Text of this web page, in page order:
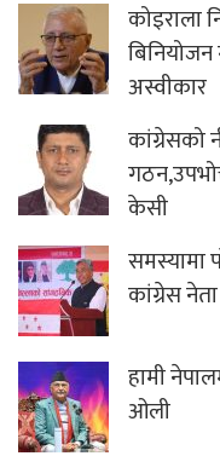
कोइराला
बिनियोजन
अस्वीकार
कांग्रेसको
केसी
समस्यामा
कांग्रेस
हामी
ओली